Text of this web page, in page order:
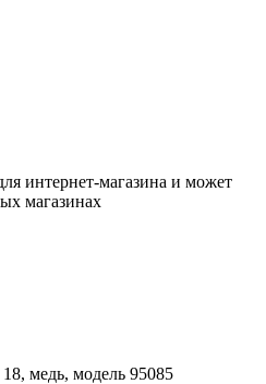
интернет-магазина и может
магазинах
медь, модель 95085